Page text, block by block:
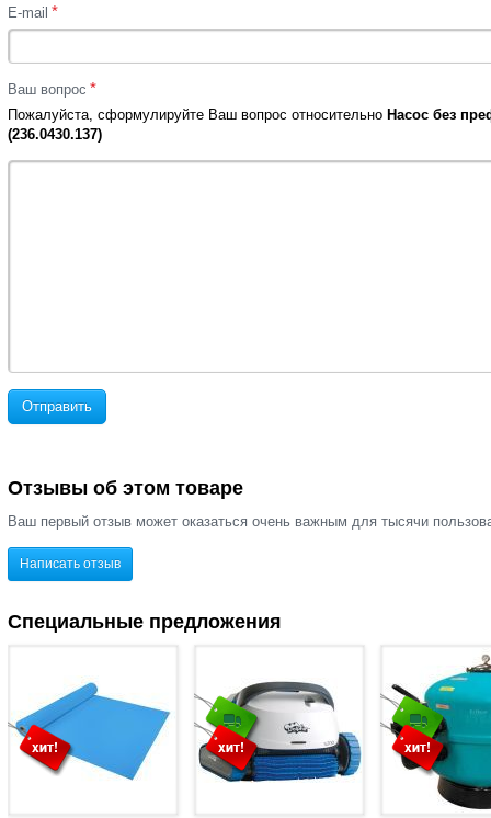
E-mail *
Ваш вопрос *
Пожалуйста, сформулируйте Ваш вопрос относительно Насос без
(236.0430.137)
Отправить
Отзывы об этом товаре
Ваш первый отзыв может оказаться очень важным для тысячи
Написать отзыв
Специальные предложения